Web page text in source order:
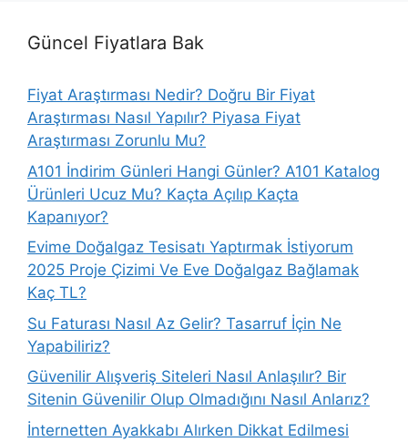
Güncel Fiyatlara Bak
Fiyat Araştırması Nedir? Doğru Bir Fiyat
Araştırması Nasıl Yapılır? Piyasa Fiyat
Araştırması Zorunlu Mu?
A101 İndirim Günleri Hangi Günler? A101 Katalog
Ürünleri Ucuz Mu? Kaçta Açılıp Kaçta
Kapanıyor?
Evime Doğalgaz Tesisatı Yaptırmak İstiyorum
2025 Proje Çizimi Ve Eve Doğalgaz Bağlamak
Kaç TL?
Su Faturası Nasıl Az Gelir? Tasarruf İçin Ne
Yapabiliriz?
Güvenilir Alışveriş Siteleri Nasıl Anlaşılır? Bir
Sitenin Güvenilir Olup Olmadığını Nasıl Anlarız?
İnternetten Ayakkabı Alırken Dikkat Edilmesi